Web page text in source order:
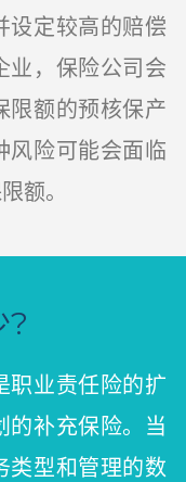
设定较高的赔偿
业，保险公司会
限额的预核保产
风险可能会面临
额。
?
职业责任险的扩
的补充保险。当
类型和管理的数